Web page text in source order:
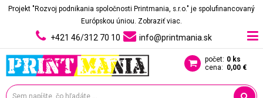
Projekt "Rozvoj podnikania spoločnosti Printmania, s.r.o." je spolufinancovaný
Európskou úniou. Zobraziť viac.
+421 46/312 70 10 info@printmania.sk
počet: 0 ks
cena: 0,00 €